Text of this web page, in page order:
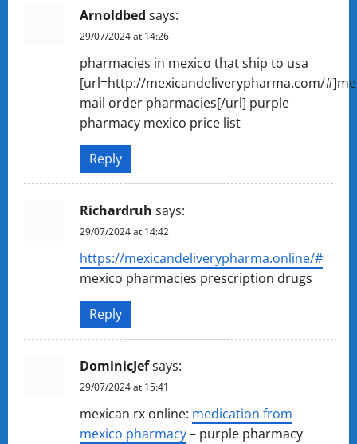
Arnoldbed says:
29/07/2024 at 14:26
pharmacies in mexico that ship to usa
[url=http://mexicandeliverypharma.com/
mail order pharmacies[/url] purple
pharmacy mexico price list
Reply
Richardruh says:
29/07/2024 at 14:42
https://mexicandeliverypharma.online/#
mexico pharmacies prescription drugs
Reply
DominicJefsays:
29/07/2024 at 15:41
mexican rx online: medication from
mexico pharmacy– purple pharmacy